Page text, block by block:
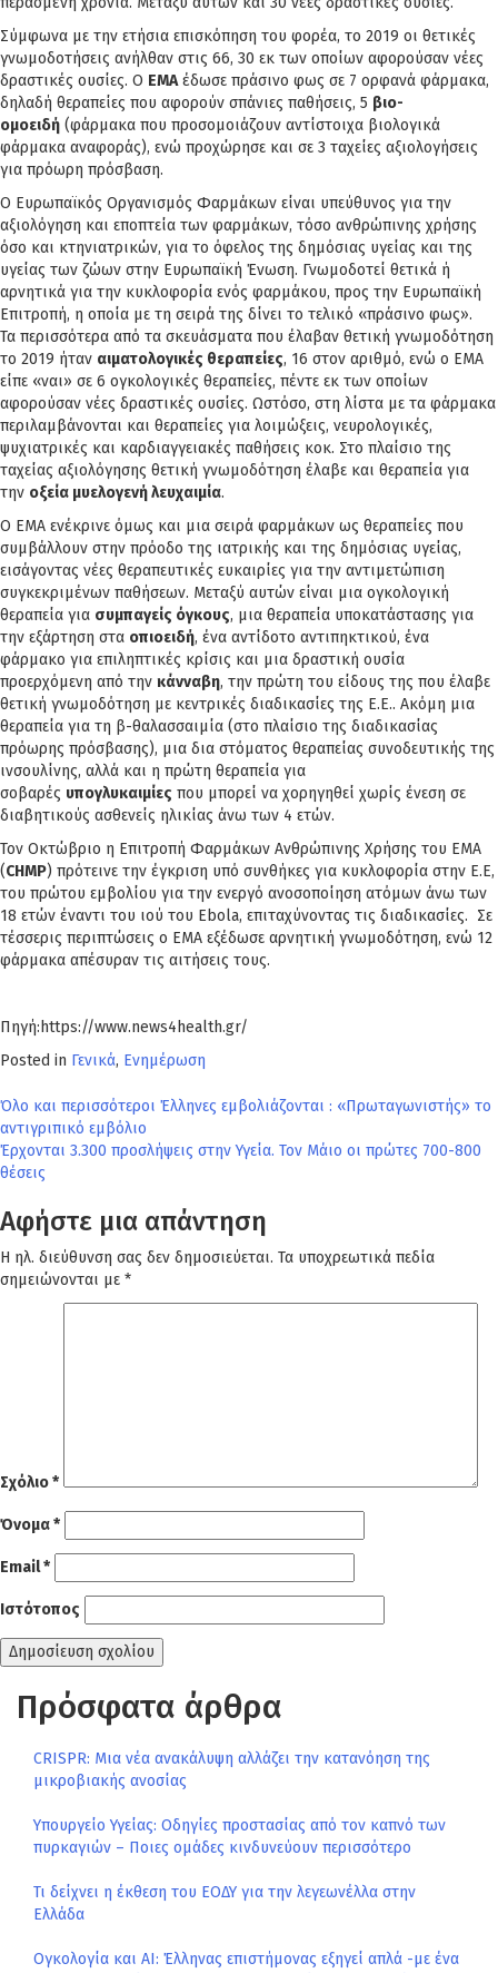
Σύμφωνα με την ετήσια επισκόπηση του φορέα, το 2019 οι θετικές
γνωμοδοτήσεις ανήλθαν στις 66, 30 εκ των οποίων αφορούσαν νέες
δραστικές ουσίες. Ο ΕΜΑέδωσε πράσινο φως σε 7 ορφανά φάρμακα,
δηλαδή θεραπείες που αφορούν σπάνιες παθήσεις, 5 βιο-
ομοειδή (φάρμακα που προσομοιάζουν αντίστοιχα βιολογικά
φάρμακα αναφοράς), ενώ προχώρησε και σε 3 ταχείες αξιολογήσεις
για πρόωρη πρόσβαση.
Ο Ευρωπαϊκός Οργανισμός Φαρμάκων είναι υπεύθυνος για την
αξιολόγηση και εποπτεία των φαρμάκων, τόσο ανθρώπινης χρήσης
όσο και κτηνιατρικών, για το όφελος της δημόσιας υγείας και της
υγείας των ζώων στην Ευρωπαϊκή Ένωση. Γνωμοδοτεί θετικά ή
αρνητικά για την κυκλοφορία ενός φαρμάκου, προς την Ευρωπαϊκή
Επιτροπή, η οποία με τη σειρά της δίνει το τελικό «πράσινο φως».
Τα περισσότερα από τα σκευάσματα που έλαβαν θετική γνωμοδότηση
το 2019 ήταν αιματολογικές θεραπείες, 16 στον αριθμό, ενώ ο ΕΜΑ
είπε «ναι» σε 6 ογκολογικές θεραπείες, πέντε εκ των οποίων
αφορούσαν νέες δραστικές ουσίες. Ωστόσο, στη λίστα με τα φάρμακα
περιλαμβάνονται και θεραπείες για λοιμώξεις, νευρολογικές,
ψυχιατρικές και καρδιαγγειακές παθήσεις κοκ. Στο πλαίσιο της
ταχείας αξιολόγησης θετική γνωμοδότηση έλαβε και θεραπεία για
την οξεία μυελογενή λευχαιμία.
Ο EMA ενέκρινε όμως και μια σειρά φαρμάκων ως θεραπείες που
συμβάλλουν στην πρόοδο της ιατρικής και της δημόσιας υγείας,
εισάγοντας νέες θεραπευτικές ευκαιρίες για την αντιμετώπιση
συγκεκριμένων παθήσεων. Μεταξύ αυτών είναι μια ογκολογική
θεραπεία για συμπαγείς όγκους, μια θεραπεία υποκατάστασης για
την εξάρτηση στα οπιοειδή, ένα αντίδοτο αντιπηκτικού, ένα
φάρμακο για επιληπτικές κρίσις και μια δραστική ουσία
προερχόμενη από την κάνναβη, την πρώτη του είδους της που έλαβε
θετική γνωμοδότηση με κεντρικές διαδικασίες της Ε.Ε.. Ακόμη μια
θεραπεία για τη β-θαλασσαιμία (στο πλαίσιο της διαδικασίας
πρόωρης πρόσβασης), μια δια στόματος θεραπείας συνοδευτικής της
ινσουλίνης, αλλά και η πρώτη θεραπεία για
σοβαρές υπογλυκαιμίες που μπορεί να χορηγηθεί χωρίς ένεση σε
διαβητικούς ασθενείς ηλικίας άνω των 4 ετών.
Τον Οκτώβριο η Επιτροπή Φαρμάκων Ανθρώπινης Χρήσης του EMA
(CHMP) πρότεινε την έγκριση υπό συνθήκες για κυκλοφορία στην Ε.Ε,
του πρώτου εμβολίου για την ενεργό ανοσοποίηση ατόμων άνω των
18 ετών έναντι του ιού του Ebola, επιταχύνοντας τις διαδικασίες. Σε
τέσσερις περιπτώσεις ο EMA εξέδωσε αρνητική γνωμοδότηση, ενώ 12
φάρμακα απέσυραν τις αιτήσεις τους.
Πηγή:https://www.news4health.gr/
Posted in Γενικά, Ενημέρωση
Πλοήγηση
άρθρων
Όλο και περισσότεροι Έλληνες εμβολιάζονται : «Πρωταγωνιστής» το
αντιγριπικό εμβόλιο
Έρχονται 3.300 προσλήψεις στην Υγεία. Τον Μάιο οι πρώτες 700-800
θέσεις
Αφήστε μια απάντηση
Η ηλ. διεύθυνση σας δεν δημοσιεύεται. Τα υποχρεωτικά πεδία
σημειώνονται με *
Σχόλιο*
Όνομα*
Email*
Ιστότοπος
Πρόσφατα άρθρα
CRISPR: Μια νέα ανακάλυψη αλλάζει την κατανόηση της
μικροβιακής ανοσίας
Υπουργείο Υγείας: Οδηγίες προστασίας από τον καπνό των
πυρκαγιών – Ποιες ομάδες κινδυνεύουν περισσότερο
Τι δείχνει η έκθεση του ΕΟΔΥ για την λεγεωνέλλα στην
Ελλάδα
Ογκολογία και AI: Έλληνας επιστήμονας εξηγεί απλά -με ένα